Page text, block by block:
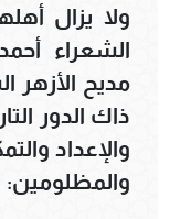
ولا يزال
الشعراء
مديح الأزهر
ذاك الدور
والإعداد
والمظلومين: